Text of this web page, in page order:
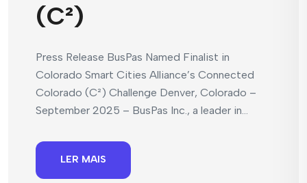
(C²)
Press Release BusPas Named Finalist in
Colorado Smart Cities Alliance’s Connected
Colorado (C²) Challenge Denver, Colorado –
September 2025 – BusPas Inc., a leader in...
LER MAIS